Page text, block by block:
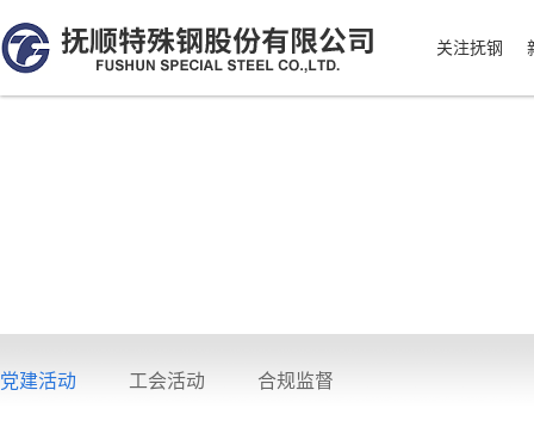
关注抚钢
党建活动 工会活动 合规监督